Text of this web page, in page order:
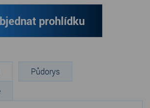
prohlídku
Půdorys